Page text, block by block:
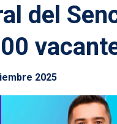
del
2025